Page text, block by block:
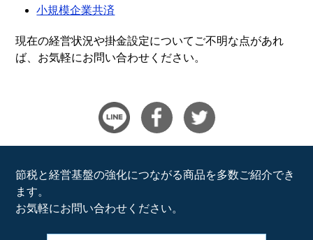
小規模企業共済
現在の経営状況や掛金設定についてご不明な点があれ
ば、お気軽にお問い合わせください。
節税と経営基盤の強化につながる商品を多数ご紹介でき
ます。
お気軽にお問い合わせください。